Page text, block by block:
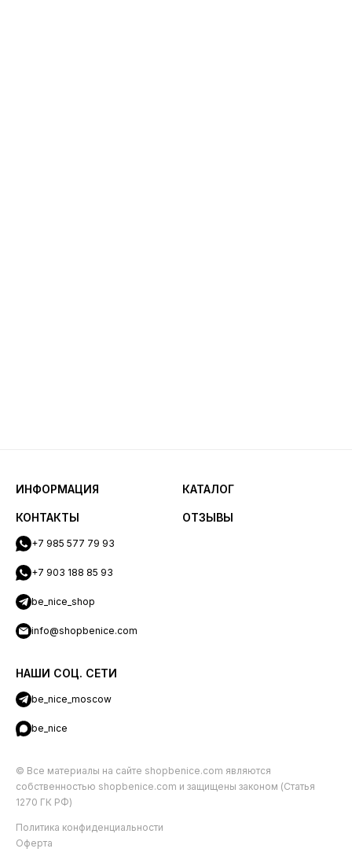
ИНФОРМАЦИЯ КАТАЛОГ
КОНТАКТЫ
+7 985 577 79 93
+7 903 188 85 93
be_nice_shop
info@shopbenice.com
НАШИ СОЦ. СЕТИ
be_nice_moscow
be_nice
ОТЗЫВЫ
© Все материалы на сайте shopbenice.com являются
собственностью shopbenice.com и защищены законом (Статья
1270 ГК РФ)
Политика конфиденциальности
Оферта